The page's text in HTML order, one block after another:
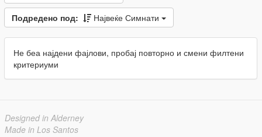
Подредено под: Највеќе Симнати
Не беа најдени фајлови, пробај повторно и смени филтени
критериуми
Designed in Alderney
Made in Los Santos